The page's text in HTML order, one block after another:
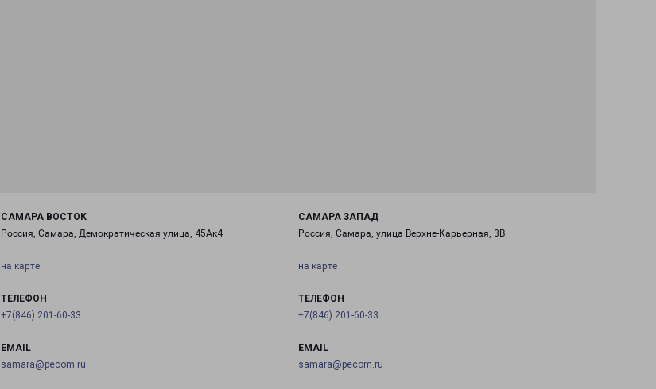
САМАРА ВОСТОК
Россия, Самара, Демократическая улица, 45Ак4
на карте
ТЕЛЕФОН
+7(846) 201-60-33
EMAIL
samara@pecom.ru
САМАРА ЗАПАД
Россия, Самара, улица Верхне-Карьерная, 3В
на карте
ТЕЛЕФОН
+7(846) 201-60-33
EMAIL
samara@pecom.ru